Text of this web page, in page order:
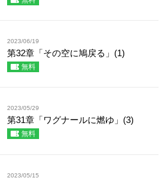
2023/06/19
第32章「その空に鳩戻る」(1)
無料
2023/05/29
第31章「ワグナールに燃ゆ」(3)
無料
2023/05/15